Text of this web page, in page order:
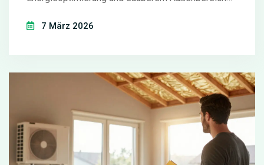
- ohne große Kosten.
7 März 2026